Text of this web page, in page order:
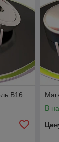
B16
В